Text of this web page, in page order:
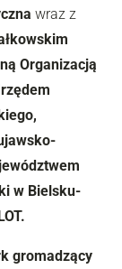
wraz z
Organizacją
w Bielsku-
gromadzący